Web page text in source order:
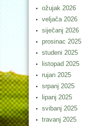
ožujak 2026
veljača 2026
siječanj 2026
prosinac 2025
studeni 2025
listopad 2025
rujan 2025
srpanj 2025
lipanj 2025
svibanj 2025
travanj 2025